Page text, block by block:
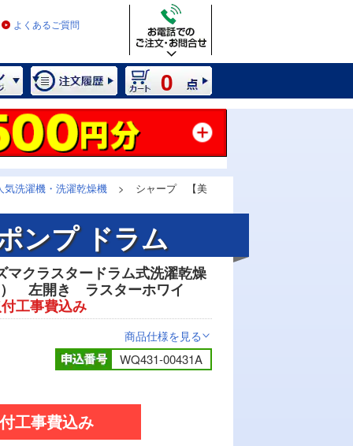
よくあるご質問
0
気洗濯機・洗濯乾燥機 > シャープ 【美
ンプ ドラム
クラスタードラム式洗濯乾燥
左開き ラスターホワイ
工事費込み
商品仕様を見る>
WQ431-00431A
工事費込み